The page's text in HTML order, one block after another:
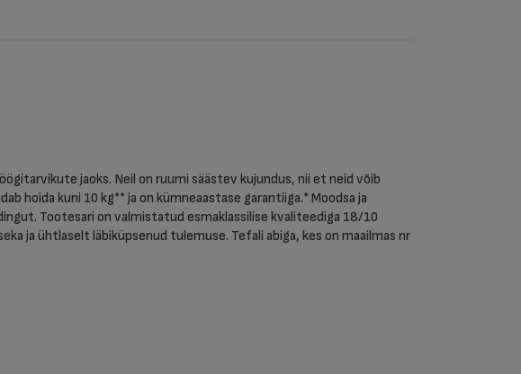
jaoks. Neil on ruumi säästev kujundus, nii et neid võib
hoida kuni 10 kg** ja on kümneaastase garantiiga.* Moodsa ja
Tootesari on valmistatud esmaklassilise kvaliteediga 18/10
ja ühtlaselt läbiküpsenud tulemuse. Tefali abiga, kes on maailmas nr